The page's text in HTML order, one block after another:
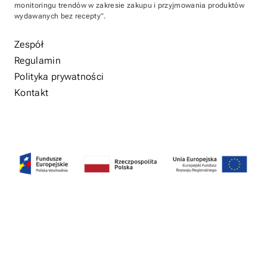
monitoringu trendów w zakresie zakupu i przyjmowania produktów
wydawanych bez recepty”.
Zespół
Regulamin
Polityka prywatności
Kontakt